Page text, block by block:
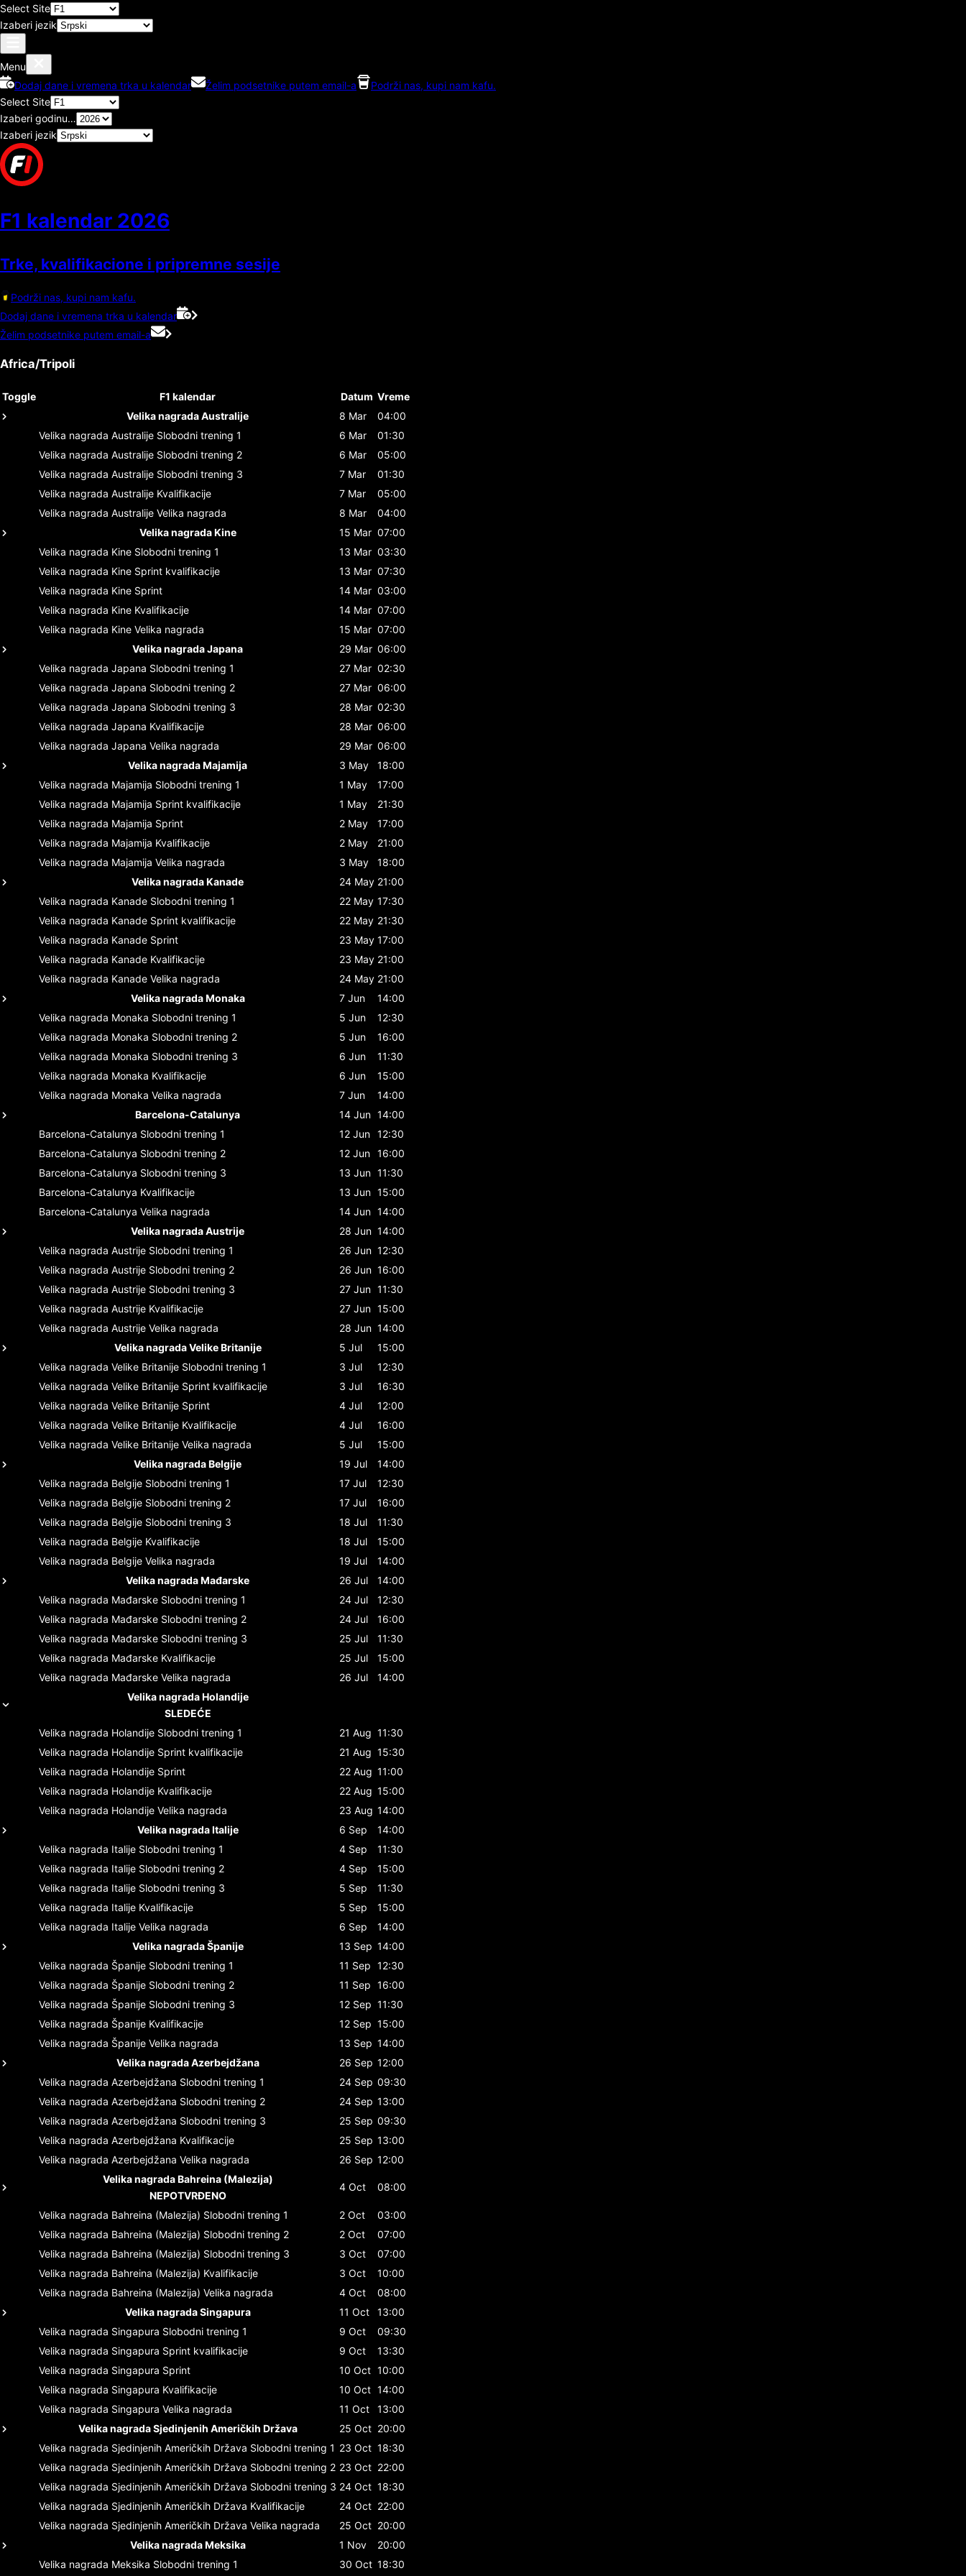
Select Site
Izaberi jezik
Menu
Dodaj dane i vremena trka u kalendar
Želim podsetnike putem email-a
Podrži nas, kupi nam kafu.
Select Site
Izaberi godinu…
Izaberi jezik
F1 kalendar 2026
Trke, kvalifikacione i pripremne sesije
Podrži nas, kupi nam kafu.
Dodaj dane i vremena trka u kalendar
Želim podsetnike putem email-a
Africa/Tripoli
Toggle F1 kalendar Datum Vreme
Velika nagrada Australije
8 Mar
04:00
Velika nagrada Australije Slobodni trening 1 6 Mar
01:30
Velika nagrada Australije Slobodni trening 2 6 Mar
05:00
Velika nagrada Australije Slobodni trening 3 7 Mar
01:30
Velika nagrada Australije Kvalifikacije 7 Mar
05:00
Velika nagrada Australije Velika nagrada 8 Mar
04:00
Velika nagrada Kine
15 Mar 07:00
Velika nagrada Kine Slobodni trening 1 13 Mar 03:30
Velika nagrada Kine Sprint kvalifikacije 13 Mar 07:30
Velika nagrada Kine Sprint 14 Mar 03:00
Velika nagrada Kine Kvalifikacije 14 Mar 07:00
Velika nagrada Kine Velika nagrada 15 Mar 07:00
Velika nagrada Japana
29 Mar 06:00
Velika nagrada Japana Slobodni trening 1 27 Mar 02:30
Velika nagrada Japana Slobodni trening 2 27 Mar 06:00
Velika nagrada Japana Slobodni trening 3 28 Mar 02:30
Velika nagrada Japana Kvalifikacije 28 Mar 06:00
Velika nagrada Japana Velika nagrada 29 Mar 06:00
Velika nagrada Majamija
3 May
18:00
Velika nagrada Majamija Slobodni trening 1 1 May
17:00
Velika nagrada Majamija Sprint kvalifikacije 1 May
21:30
Velika nagrada Majamija Sprint 2 May
17:00
Velika nagrada Majamija Kvalifikacije 2 May
21:00
Velika nagrada Majamija Velika nagrada 3 May
18:00
Velika nagrada Kanade
24 May 21:00
Velika nagrada Kanade Slobodni trening 1 22 May 17:30
Velika nagrada Kanade Sprint kvalifikacije 22 May 21:30
Velika nagrada Kanade Sprint 23 May 17:00
Velika nagrada Kanade Kvalifikacije 23 May 21:00
Velika nagrada Kanade Velika nagrada 24 May 21:00
Velika nagrada Monaka
7 Jun
14:00
Velika nagrada Monaka Slobodni trening 1 5 Jun
12:30
Velika nagrada Monaka Slobodni trening 2 5 Jun
16:00
Velika nagrada Monaka Slobodni trening 3 6 Jun
11:30
Velika nagrada Monaka Kvalifikacije 6 Jun
15:00
Velika nagrada Monaka Velika nagrada 7 Jun
14:00
Barcelona-Catalunya
14 Jun 14:00
Barcelona-Catalunya Slobodni trening 1 12 Jun 12:30
Barcelona-Catalunya Slobodni trening 2 12 Jun 16:00
Barcelona-Catalunya Slobodni trening 3 13 Jun 11:30
Barcelona-Catalunya Kvalifikacije 13 Jun 15:00
Barcelona-Catalunya Velika nagrada 14 Jun 14:00
Velika nagrada Austrije
28 Jun 14:00
Velika nagrada Austrije Slobodni trening 1 26 Jun 12:30
Velika nagrada Austrije Slobodni trening 2 26 Jun 16:00
Velika nagrada Austrije Slobodni trening 3 27 Jun 11:30
Velika nagrada Austrije Kvalifikacije 27 Jun 15:00
Velika nagrada Austrije Velika nagrada 28 Jun 14:00
Velika nagrada Velike Britanije
5 Jul
15:00
Velika nagrada Velike Britanije Slobodni trening 1 3 Jul
12:30
Velika nagrada Velike Britanije Sprint kvalifikacije 3 Jul
16:30
Velika nagrada Velike Britanije Sprint 4 Jul
12:00
Velika nagrada Velike Britanije Kvalifikacije 4 Jul
16:00
Velika nagrada Velike Britanije Velika nagrada 5 Jul
15:00
Velika nagrada Belgije
19 Jul
14:00
Velika nagrada Belgije Slobodni trening 1 17 Jul
12:30
Velika nagrada Belgije Slobodni trening 2 17 Jul
16:00
Velika nagrada Belgije Slobodni trening 3 18 Jul
11:30
Velika nagrada Belgije Kvalifikacije 18 Jul
15:00
Velika nagrada Belgije Velika nagrada 19 Jul
14:00
Velika nagrada Mađarske
26 Jul
14:00
Velika nagrada Mađarske Slobodni trening 1 24 Jul
12:30
Velika nagrada Mađarske Slobodni trening 2 24 Jul
16:00
Velika nagrada Mađarske Slobodni trening 3 25 Jul
11:30
Velika nagrada Mađarske Kvalifikacije 25 Jul
15:00
Velika nagrada Mađarske Velika nagrada 26 Jul
14:00
Velika nagrada Holandije
SLEDEĆE
Velika nagrada Holandije Slobodni trening 1 21 Aug 11:30
Velika nagrada Holandije Sprint kvalifikacije 21 Aug 15:30
Velika nagrada Holandije Sprint 22 Aug 11:00
Velika nagrada Holandije Kvalifikacije 22 Aug 15:00
Velika nagrada Holandije Velika nagrada 23 Aug 14:00
Velika nagrada Italije
6 Sep
14:00
Velika nagrada Italije Slobodni trening 1 4 Sep
11:30
Velika nagrada Italije Slobodni trening 2 4 Sep
15:00
Velika nagrada Italije Slobodni trening 3 5 Sep
11:30
Velika nagrada Italije Kvalifikacije 5 Sep
15:00
Velika nagrada Italije Velika nagrada 6 Sep
14:00
Velika nagrada Španije
13 Sep 14:00
Velika nagrada Španije Slobodni trening 1 11 Sep 12:30
Velika nagrada Španije Slobodni trening 2 11 Sep 16:00
Velika nagrada Španije Slobodni trening 3 12 Sep 11:30
Velika nagrada Španije Kvalifikacije 12 Sep 15:00
Velika nagrada Španije Velika nagrada 13 Sep 14:00
Velika nagrada Azerbejdžana
26 Sep 12:00
Velika nagrada Azerbejdžana Slobodni trening 1 24 Sep 09:30
Velika nagrada Azerbejdžana Slobodni trening 2 24 Sep 13:00
Velika nagrada Azerbejdžana Slobodni trening 3 25 Sep 09:30
Velika nagrada Azerbejdžana Kvalifikacije 25 Sep 13:00
Velika nagrada Azerbejdžana Velika nagrada 26 Sep 12:00
Velika nagrada Bahreina (Malezija)
NEPOTVRĐENO
4 Oct 08:00
Velika nagrada Bahreina (Malezija) Slobodni trening 1 2 Oct
03:00
Velika nagrada Bahreina (Malezija) Slobodni trening 2 2 Oct
07:00
Velika nagrada Bahreina (Malezija) Slobodni trening 3 3 Oct
07:00
Velika nagrada Bahreina (Malezija) Kvalifikacije 3 Oct
10:00
Velika nagrada Bahreina (Malezija) Velika nagrada 4 Oct
08:00
Velika nagrada Singapura
11 Oct
13:00
Velika nagrada Singapura Slobodni trening 1 9 Oct
09:30
Velika nagrada Singapura Sprint kvalifikacije 9 Oct
13:30
Velika nagrada Singapura Sprint 10 Oct 10:00
Velika nagrada Singapura Kvalifikacije 10 Oct 14:00
Velika nagrada Singapura Velika nagrada 11 Oct
13:00
Velika nagrada Sjedinjenih Američkih Država
25 Oct 20:00
Velika nagrada Sjedinjenih Američkih Država Slobodni trening 1 23 Oct 18:30
Velika nagrada Sjedinjenih Američkih Država Slobodni trening 2 23 Oct 22:00
Velika nagrada Sjedinjenih Američkih Država Slobodni trening 3 24 Oct 18:30
Velika nagrada Sjedinjenih Američkih Država Kvalifikacije 24 Oct 22:00
Velika nagrada Sjedinjenih Američkih Država Velika nagrada 25 Oct 20:00
Velika nagrada Meksika
1 Nov
20:00
Velika nagrada Meksika Slobodni trening 1 30 Oct 18:30